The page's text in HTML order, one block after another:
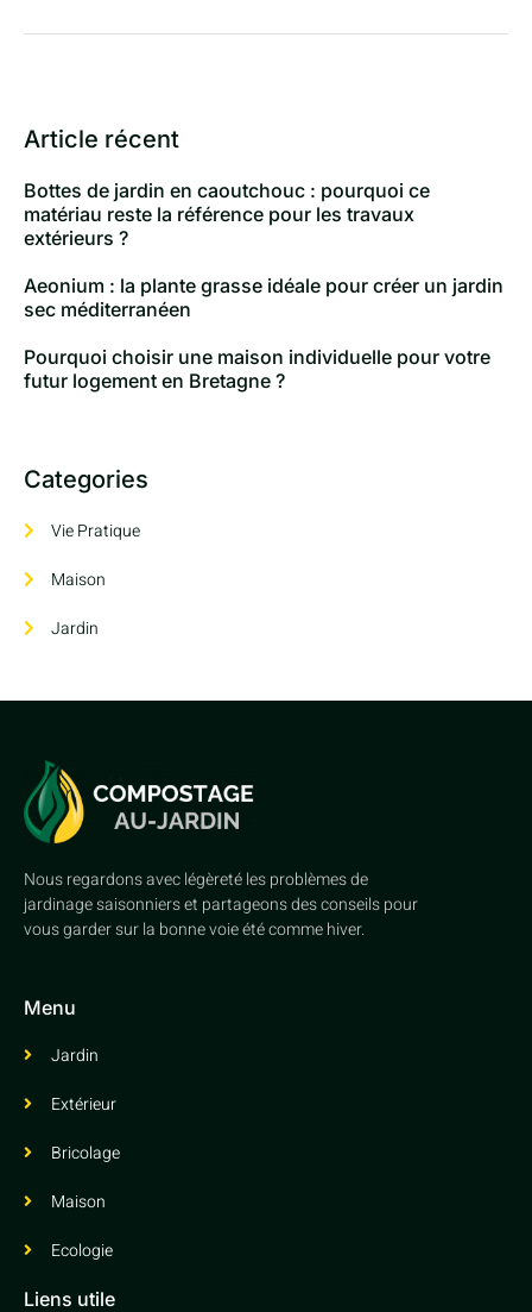
Article récent
Bottes de jardin en caoutchouc : pourquoi ce
matériau reste la référence pour les travaux
extérieurs ?
Aeonium : la plante grasse idéale pour créer un jardin
sec méditerranéen
Pourquoi choisir une maison individuelle pour votre
futur logement en Bretagne ?
Categories
Vie Pratique
Maison
Jardin
Nous regardons avec légèreté les problèmes de
jardinage saisonniers et partageons des conseils pour
vous garder sur la bonne voie été comme hiver.
Menu
Jardin
Extérieur
Bricolage
Maison
Ecologie
Liens utile